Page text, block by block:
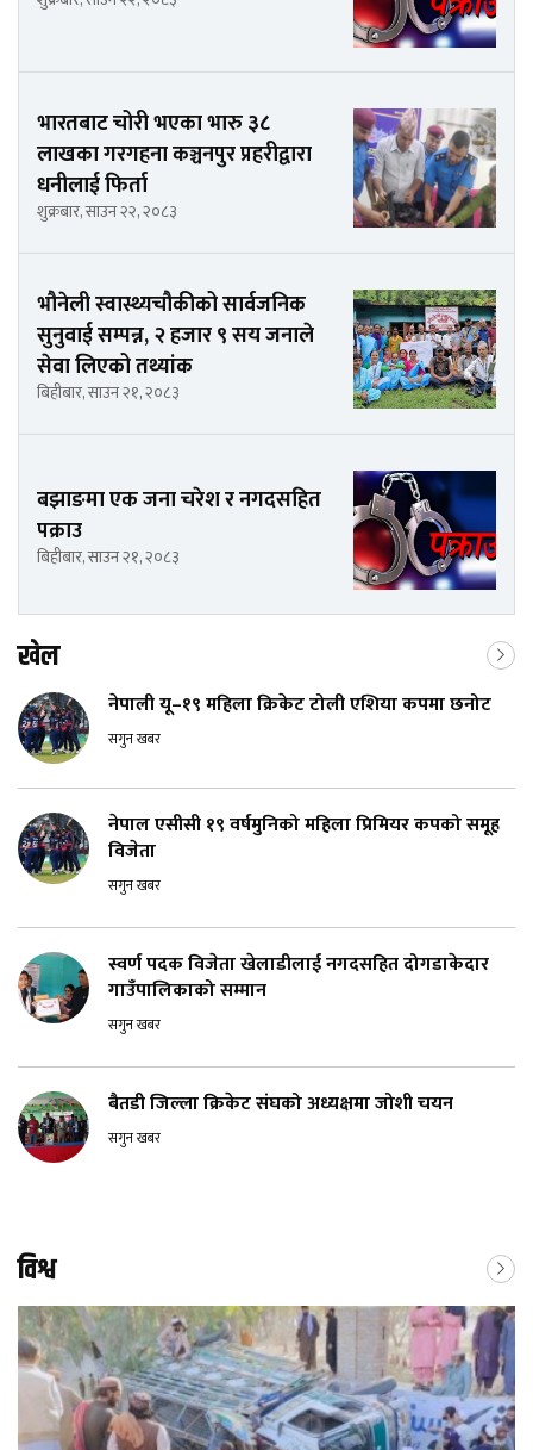
भारतबाट चोरी भएका भारु ३८
लाखका गरगहना कञ्चनपुर प्रहरीद्वारा
धनीलाई फिर्ता
शुक्रबार, साउन २२, २०८३
भौनेली स्वास्थ्यचौकीको सार्वजनिक
सुनुवाई सम्पन्न, २ हजार ९ सय जनाले
सेवा लिएको तथ्यांक
बिहीबार, साउन २१, २०८३
बझाङमा एक जना चरेश र नगदसहित
पक्राउ
बिहीबार, साउन २१, २०८३
खेल
नेपाली यू–१९ महिला क्रिकेट टोली एशिया कपमा छनोट
सगुन खबर
नेपाल एसीसी १९ वर्षमुनिको महिला प्रिमियर कपको समूह
विजेता
सगुन खबर
स्वर्ण पदक विजेता खेलाडीलाई नगदसहित दोगडाकेदार
गाउँपालिकाको सम्मान
सगुन खबर
बैतडी जिल्ला क्रिकेट संघको अध्यक्षमा जोशी चयन
सगुन खबर
विश्व